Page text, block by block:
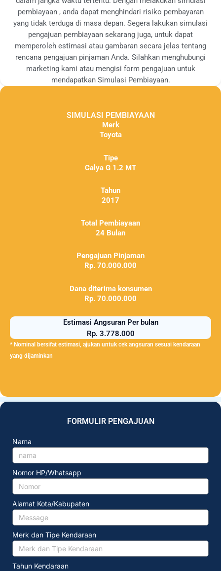
pembiayaan , anda dapat menghindari risiko pembayaran
yang tidak terduga di masa depan. Segera lakukan simulasi
pengajuan pembiayaan sekarang juga, untuk dapat
memperoleh estimasi atau gambaran secara jelas tentang
rencana pengajuan pinjaman Anda. Silahkan menghubungi
marketing kami atau mengisi form pengajuan untuk
mendapatkan Simulasi Pembiayaan.
SIMULASI PEMBIAYAAN
Merk
Toyota
Tipe
Calya G 1.2 MT
Tahun
2017
Total Pembiayaan
24 Bulan
Pengajuan Pinjaman
Rp. 70.000.000
Dana diterima konsumen
Rp. 70.000.000
Estimasi Angsuran Per bulan
Rp. 3.778.000
* Nominal bersifat estimasi, ajukan untuk cek angsuran sesuai kendaraan
yang dijaminkan
FORMULIR PENGAJUAN
Nama
Nomor HP/Whatsapp
Alamat Kota/Kabupaten
Merk dan Tipe Kendaraan
Tahun Kendaraan